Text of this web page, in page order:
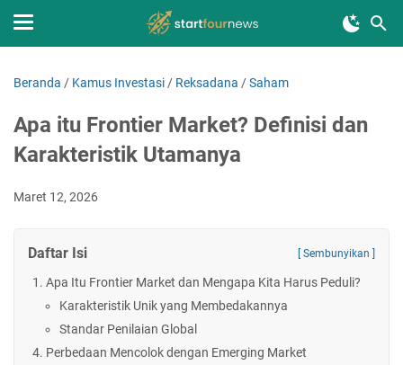
Beranda / Kamus Investasi / Reksadana /Saham
Apa itu Frontier Market? Definisi dan
Karakteristik Utamanya
Maret 12, 2026
Daftar Isi [ Sembunyikan ]
Apa Itu Frontier Market dan Mengapa Kita Harus Peduli?
Karakteristik Unik yang Membedakannya
Standar Penilaian Global
Perbedaan Mencolok dengan Emerging Market